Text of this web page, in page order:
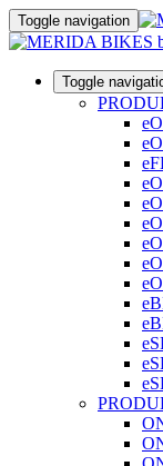
Toggle navigation
Toggle